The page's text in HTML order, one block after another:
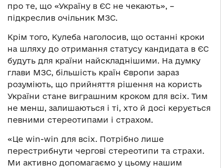
про те, що «Україну в ЄС не чекають», –
підкреслив очільник МЗС.
Крім того, Кулеба наголосив, що останні кроки
на шляху до отримання статусу кандидата в ЄС
будуть для країни найскладнішими. На думку
глави МЗС, більшість країн Європи зараз
розуміють, що прийняття рішення на користь
України стане виграшним кроком для всіх. Тим
не менш, залишаються і ті, хто й досі керується
певними стереотипами і страхом.
«Це win-win для всіх. Потрібно лише
перестрибнути чергові стереотипи та страхи.
Ми активно допомагаємо у цьому нашим